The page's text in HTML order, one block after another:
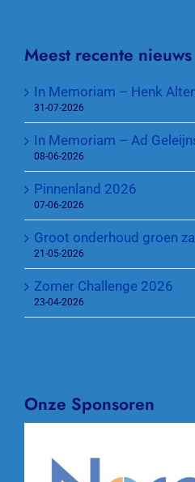
Meest recente nieuws
In Memoriam – Henk
31-07-2026
In Memoriam – Ad
08-06-2026
Pinnenland 2026
07-06-2026
Groot onderhoud groen
21-05-2026
Zomer Challenge 2026
23-04-2026
Onze Sponsoren